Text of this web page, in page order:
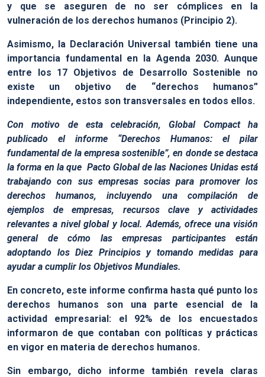
y que se aseguren de no ser cómplices en la
vulneración de los derechos humanos (Principio 2).
Asimismo, la Declaración Universal también tiene una
importancia fundamental en la Agenda 2030. Aunque
entre los 17 Objetivos de Desarrollo Sostenible no
existe un objetivo de “derechos humanos”
independiente, estos son transversales en todos ellos.
Con motivo de esta celebración, Global Compact ha
publicado el informe “Derechos Humanos: el pilar
fundamental de la empresa sostenible”, en donde se destaca
la forma en la que Pacto Global de las Naciones Unidas está
trabajando con sus empresas socias para promover los
derechos humanos, incluyendo una compilación de
ejemplos de empresas, recursos clave y actividades
relevantes a nivel global y local. Además, ofrece una visión
general de cómo las empresas participantes están
adoptando los Diez Principios y tomando medidas para
ayudar a cumplir los Objetivos Mundiales.
En concreto, este informe confirma hasta qué punto los
derechos humanos son una parte esencial de la
actividad empresarial: el 92% de los encuestados
informaron de que contaban con políticas y prácticas
en vigor en materia de derechos humanos.
Sin embargo, dicho informe también revela claras